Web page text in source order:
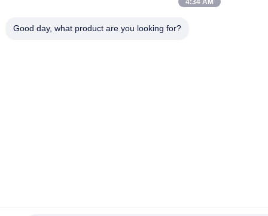
4:34 AM
Good day, what product are you looking for?